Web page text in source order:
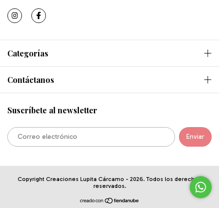
Categorías
Contáctanos
Suscríbete al newsletter
Copyright Creaciones Lupita Cárcamo - 2026. Todos los derechos
reservados.